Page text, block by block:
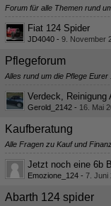
Forum für alle Themen rund
Fiat 124 Spider
JD4040 - 9. November
Pflegeforum
Alles rund um die Pflege
Verdeck, Reinigung
Gerold_2142 - 16. Mai
Kaufberatung
Alle Fragen zu Kauf und
Jetzt noch eine 6b
Emozione_124 - 7. Juni
Abarth 124 spider